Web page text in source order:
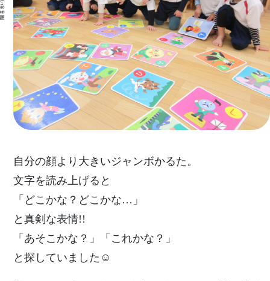
自分の顔より大きいジャンボかるた。
文字を読み上げると
「どこかな？どこかな…」
と真剣な表情!!
「あそこかな？」「これかな？」
と探していました☺